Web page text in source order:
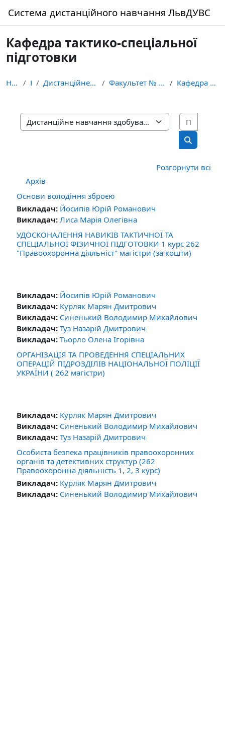
Система дистанційного навчання ЛьвДУВС
Кафедра тактико-спеціальної
підготовки
На головну Курси Дистанційне навчання здобувачів освіти ЛьвДУВС Факультет № 2 (з підготовки фахівців для підрозділ... Кафедра тактико-спеціальної підготовки
Категорії курсів
Пошук
Розгорнути всі
Архів
Основи володіння зброєю
Викладач: Йосипів Юрій Романович
Викладач: Лиса Марія Олегівна
УДОСКОНАЛЕННЯ НАВИКІВ ТАКТИЧНОЇ ТА
СПЕЦІАЛЬНОЇ ФІЗИЧНОЇ ПІДГОТОВКИ 1 курс 262
"Правоохоронна діяльніст" магістри (за кошти)
Викладач: Йосипів Юрій Романович
Викладач: Курляк Марян Дмитрович
Викладач: Синенький Володимир Михайлович
Викладач: Туз Назарій Дмитрович
Викладач: Тьорло Олена Ігорівна
ОРГАНІЗАЦІЯ ТА ПРОВЕДЕННЯ СПЕЦІАЛЬНИХ
ОПЕРАЦІЙ ПІДРОЗДІЛІВ НАЦІОНАЛЬНОЇ ПОЛІЦІЇ
УКРАЇНИ ( 262 магістри)
Викладач: Курляк Марян Дмитрович
Викладач: Синенький Володимир Михайлович
Викладач: Туз Назарій Дмитрович
Особиста безпека працівників правоохоронних
органів та детективних структур (262
Правоохоронна діяльність 1, 2, 3 курс)
Викладач: Курляк Марян Дмитрович
Викладач: Синенький Володимир Михайлович